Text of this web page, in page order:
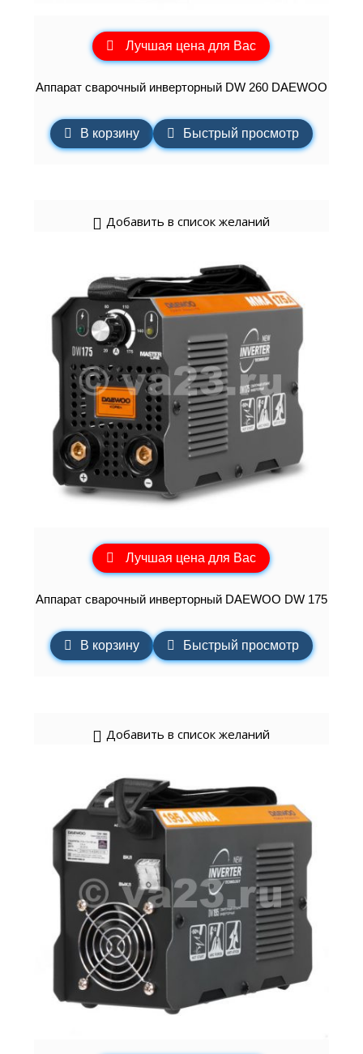
Лучшая цена для Вас
Аппарат сварочный инверторный DW 260 DAEWOO
В корзину Быстрый просмотр
Добавить в список желаний
Лучшая цена для Вас
Аппарат сварочный инверторный DAEWOO DW 175
В корзину Быстрый просмотр
Добавить в список желаний